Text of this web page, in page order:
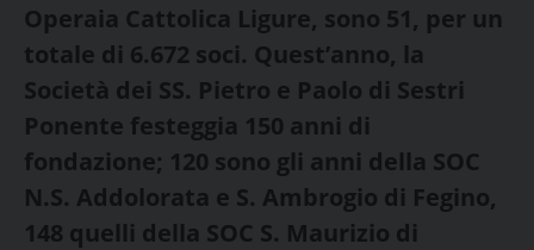
Operaia Cattolica Ligure, sono 51, per un
totale di 6.672 soci. Quest’anno, la
Società dei SS. Pietro e Paolo di Sestri
Ponente festeggia 150 anni di
fondazione; 120 sono gli anni della SOC
N.S. Addolorata e S. Ambrogio di Fegino,
148 quelli della SOC S. Maurizio di